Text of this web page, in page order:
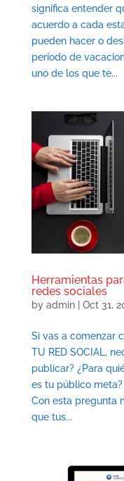
significa entender
acuerdo a cada
pueden hacer o
período de
uno de los que te...
Herramientas
redes sociales
by admin| Oct 31,
Si vas a comenzar
TU RED SOCIAL,
publicar? ¿Para
es tu público
Con esta pregunta
que tus...